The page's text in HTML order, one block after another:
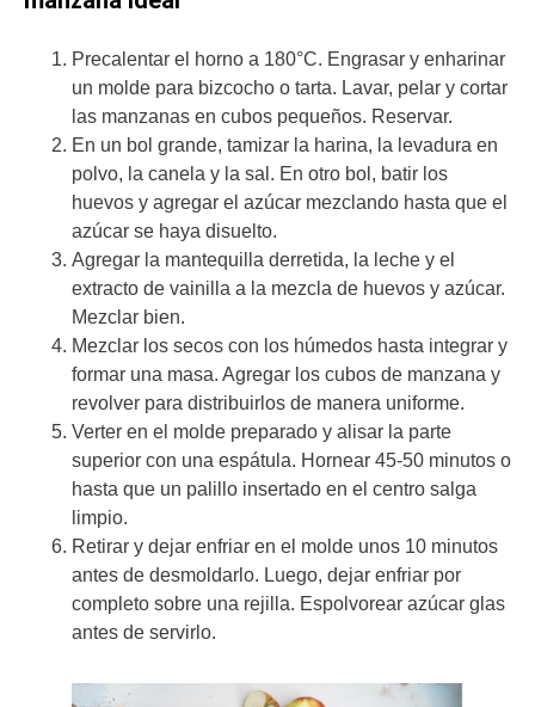
Precalentar el horno a 180°C. Engrasar y enharinar
un molde para bizcocho o tarta. Lavar, pelar y cortar
las manzanas en cubos pequeños. Reservar.
En un bol grande, tamizar la harina, la levadura en
polvo, la canela y la sal. En otro bol, batir los
huevos y agregar el azúcar mezclando hasta que el
azúcar se haya disuelto.
Agregar la mantequilla derretida, la leche y el
extracto de vainilla a la mezcla de huevos y azúcar.
Mezclar bien.
Mezclar los secos con los húmedos hasta integrar y
formar una masa. Agregar los cubos de manzana y
revolver para distribuirlos de manera uniforme.
Verter en el molde preparado y alisar la parte
superior con una espátula. Hornear 45-50 minutos o
hasta que un palillo insertado en el centro salga
limpio.
Retirar y dejar enfriar en el molde unos 10 minutos
antes de desmoldarlo. Luego, dejar enfriar por
completo sobre una rejilla. Espolvorear azúcar glas
antes de servirlo.